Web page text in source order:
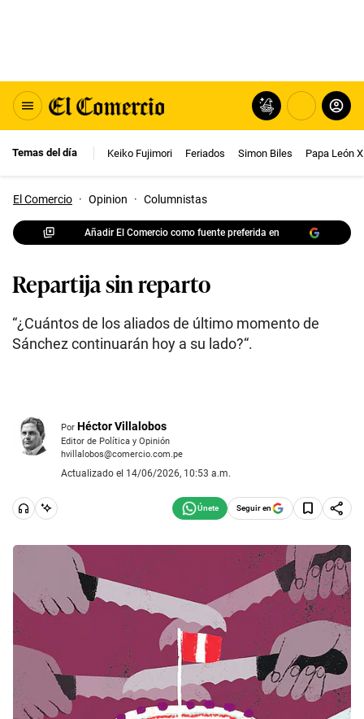
Temas del día Keiko Fujimori Feriados Simon Biles Papa León
El Comercio · Opinion · Columnistas
Añadir El Comercio como fuente preferida en
Repartija sin reparto
“¿Cuántos de los aliados de último momento de
Sánchez continuarán hoy a su lado?“.
Por Héctor Villalobos
Editor de Política y Opinión
hvillalobos@comercio.com.pe
Actualizado el 14/06/2026, 10:53 a.m.
Seguir en